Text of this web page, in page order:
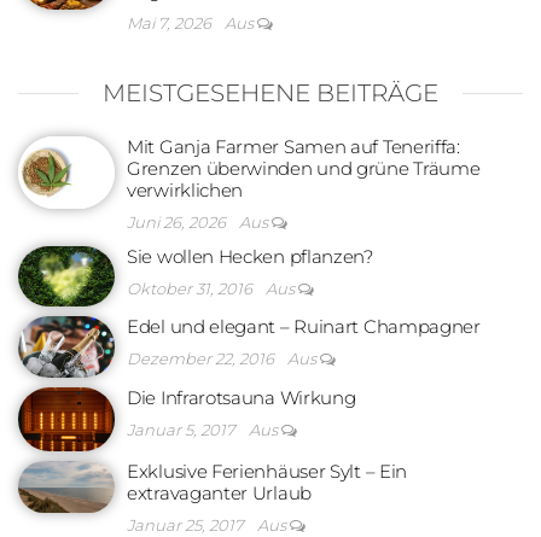
Mai 7, 2026 Aus
MEISTGESEHENE BEITRÄGE
Mit Ganja Farmer Samen auf Teneriffa:
Grenzen überwinden und grüne Träume
verwirklichen
Juni 26, 2026 Aus
Sie wollen Hecken pflanzen?
Oktober 31, 2016 Aus
Edel und elegant – Ruinart Champagner
Dezember 22, 2016 Aus
Die Infrarotsauna Wirkung
Januar 5, 2017 Aus
Exklusive Ferienhäuser Sylt – Ein
extravaganter Urlaub
Januar 25, 2017 Aus